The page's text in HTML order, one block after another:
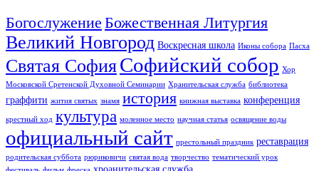
Богослужение Божественная Литургия
Великий Новгород Воскресная школа Иконы собора Пасха
Святая СофияСофийский собор Хор
Московской Сретенской Духовной Семинарии Хранительская служба библиотека
граффити жития святых знамя история книжная выставка конференция
крестный ход культура моленное место научная статья освящение воды
официальный сайт престольный праздник реставрация
родительская суббота рюриковичи святая вода творчество тематический урок
хроанительская служба